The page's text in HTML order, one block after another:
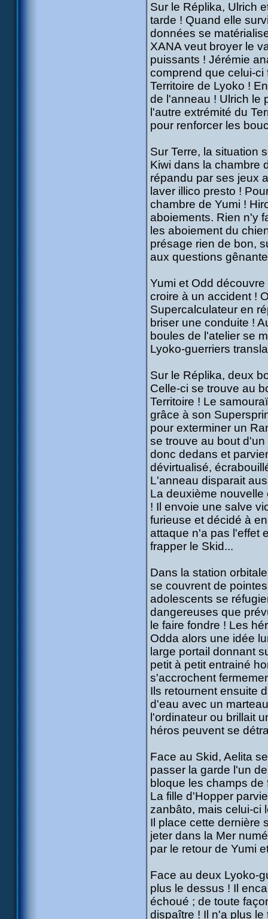
Sur le Réplika, Ulrich
tarde ! Quand elle
données se
XANA veut broyer le
puissants ! Jérémie
comprend que celui-
Territoire de Lyoko !
de l'anneau ! Ulrich le
l'autre extrémité du
pour renforcer les
Sur Terre, la situation
Kiwi dans la chambre
répandu par ses jeux
laver illico presto !
chambre de Yumi !
aboiements. Rien n'y
les aboiement du
présage rien de bon,
aux questions
Yumi et Odd
croire à un accident !
Supercalculateur en
briser une conduite !
boules de l'atelier se
Lyoko-guerriers
Sur le Réplika, deux
Celle-ci se trouve au
Territoire ! Le
grâce à son
pour exterminer un
se trouve au bout
donc dedans et
dévirtualisé,
L'anneau disparait
La deuxième nouvelle
! Il envoie une salve
furieuse et décidé à
attaque n'a pas l'effet
frapper le Skid...
Dans la station
se couvrent de
adolescents se
dangereuses que
le faire fondre ! Les
Odda alors une idée
large portail donnant
petit à petit entrainé
s'accrochent
Ils retournent ensuite
d'eau avec un
l'ordinateur ou brillait
héros peuvent se
Face au Skid, Aelita
passer la garde l'un
bloque les champs
La fille d'Hopper
zanbâto, mais celui-ci
Il place cette dernière
jeter dans la Mer
par le retour de Yumi
Face au deux Lyoko-
plus le dessus ! Il
échoué ; de toute
dispaître ! Il n'a plus